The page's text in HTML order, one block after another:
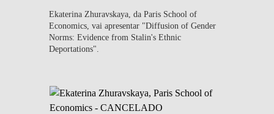
Ekaterina Zhuravskaya, da Paris School of
Economics, vai apresentar "Diffusion of Gender
Norms: Evidence from Stalin's Ethnic
Deportations".